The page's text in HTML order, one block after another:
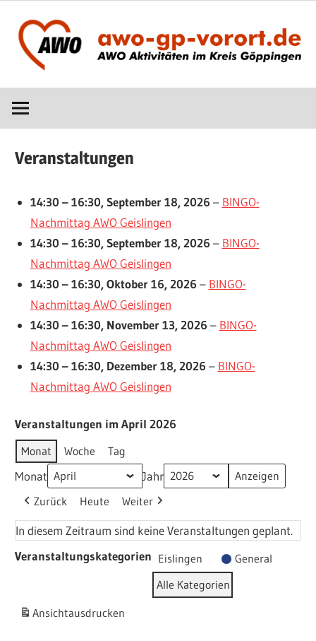
Inhalt
springen
www.awo-
gp-
vor
Kreis
Veranstaltungen
14:30 – 16:30,September 18, 2026 – BINGO-
Nachmittag AWO Geislingen
14:30 – 16:30,September 18, 2026 – BINGO-
Nachmittag AWO Geislingen
14:30 – 16:30,Oktober 16, 2026 – BINGO-
Nachmittag AWO Geislingen
14:30 – 16:30, November 13, 2026 – BINGO-
Nachmittag AWO Geislingen
14:30 – 16:30, Dezember 18, 2026 – BINGO-
Nachmittag AWO Geislingen
Veranstaltungen im April 2026
Monat Woche Tag
Monat Jahr
Zurück Heute Weiter
In diesem Zeitraum sind keine Veranstaltungen geplant.
Veranstaltungskategorien Eislingen
General
Alle Kategorien
Ansichtausdrucken